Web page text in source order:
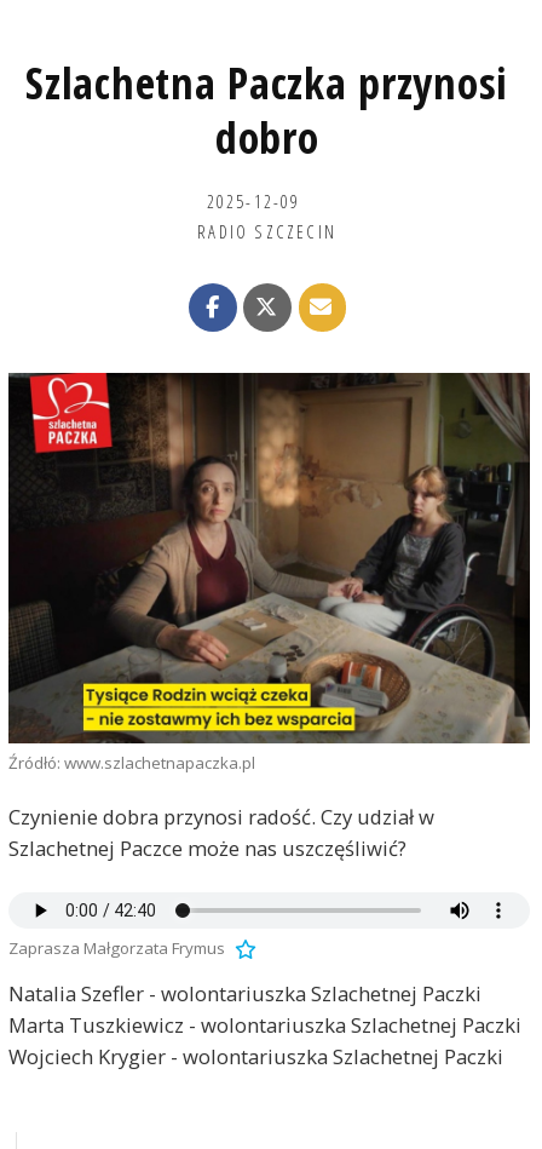
Szlachetna Paczka przynosi
dobro
2025-12-09
RADIO SZCZECIN
Źródłó: www.szlachetnapaczka.pl
Czynienie dobra przynosi radość. Czy udział w
Szlachetnej Paczce może nas uszczęśliwić?
Zaprasza Małgorzata Frymus
Natalia Szefler - wolontariuszka Szlachetnej Paczki
Marta Tuszkiewicz - wolontariuszka Szlachetnej Paczki
Wojciech Krygier - wolontariuszka Szlachetnej Paczki